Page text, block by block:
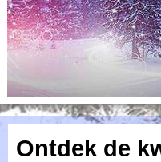
Ontdek de